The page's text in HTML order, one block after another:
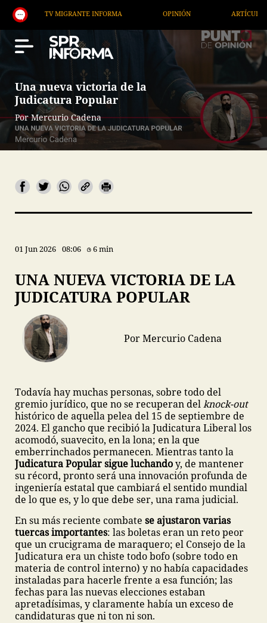
TV MIGRANTE INFORMA OPINIÓN ARTÍCULOS
Una nueva victoria de la
Judicatura Popular
Por Mercurio Cadena
01 Jun 2026 08:06 6 min
UNA NUEVA VICTORIA DE LA
JUDICATURA POPULAR
Por Mercurio Cadena
Todavía hay muchas personas, sobre todo del
gremio jurídico, que no se recuperan delknock-out
histórico de aquella pelea del 15 de septiembre de
2024. El gancho que recibió la Judicatura Liberal los
acomodó, suavecito, en la lona; en la que
emberrinchados permanecen. Mientras tanto la
Judicatura Popular sigue luchandoy, de mantener
su récord, pronto será una innovación profunda de
ingeniería estatal que cambiará el sentido mundial
de lo que es, y lo que debe ser, una rama judicial.
En su más reciente combate se ajustaron varias
tuercas importantes: las boletas eran un reto peor
que un crucigrama de maraquero; el Consejo de la
Judicatura era un chiste todo bofo (sobre todo en
materia de control interno) y no había capacidades
instaladas para hacerle frente a esa función; las
fechas para las nuevas elecciones estaban
apretadísimas, y claramente había un exceso de
candidaturas que ni ton ni son.